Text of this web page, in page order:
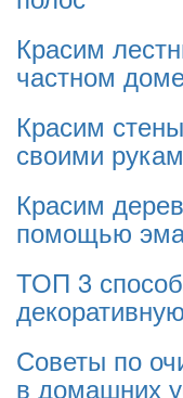
Красим
частном
Красим
своими
Красим
помощью
ТОП 3
Советы по
в домашних